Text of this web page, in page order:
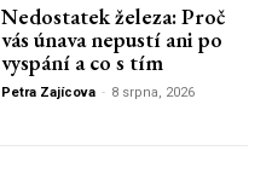
Nedostatek železa: Proč
vás únava nepustí ani po
vyspání a co s tím
Petra Zajícova - 8 srpna, 2026